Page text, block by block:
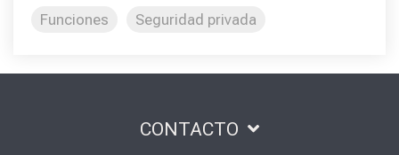
Funciones Seguridad privada
CONTACTO